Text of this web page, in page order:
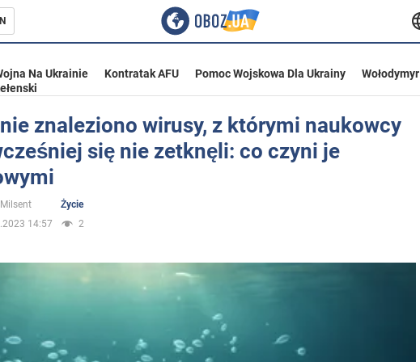
Na Ukrainie Kontratak AFU Pomoc Wojskowa Dla Ukrainy
Wołodymyr
znaleziono wirusy, z którymi naukowcy
się nie zetknęli: co czyni je
Życie
14:57
2